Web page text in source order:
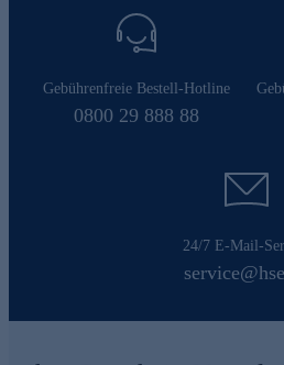
Gebührenfreie Bestell-Hotline
0800 29 888 88
24/7 E-Mail-